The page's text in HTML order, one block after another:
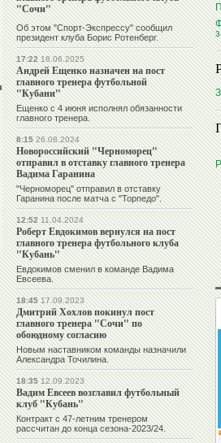
"Сочи"
Об этом "Спорт-Экспрессу" сообщил
президент клуба Борис Ротенберг.
17:2218.06.2025
Андрей Ещенко назначен на пост
главного тренера футбольной
"Кубани"
Ещенко с 4 июня исполнял обязанности
главного тренера.
8:1526.08.2024
Новороссийский "Черноморец"
отправил в отставку главного тренера
Вадима Гаранина
"Черноморец" отправил в отставку
Гаранина после матча с "Торпедо".
12:5211.04.2024
Роберт Евдокимов вернулся на пост
главного тренера футбольного клуба
"Кубань"
Евдокимов сменил в команде Вадима
Евсеева.
18:4517.09.2023
Дмитрий Хохлов покинул пост
главного тренера "Сочи" по
обоюдному согласию
Новым наставником команды назначили
Александра Точилина.
18:3512.09.2023
Вадим Евсеев возглавил футбольный
клуб "Кубань"
Контракт с 47-летним тренером
рассчитан до конца сезона-2023/24.